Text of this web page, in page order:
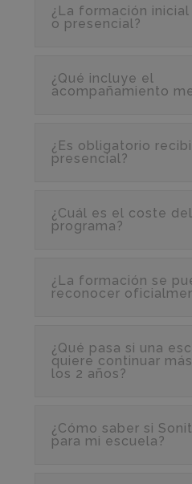
¿La formación
o presencial?
¿Qué incluye el
acompañamiento
¿Es obligatorio
presencial?
¿Cuál es el coste del
programa?
¿La formación se
reconocer
¿Qué pasa si una
quiere continuar
los 2 años?
¿Cómo saber si
para mi escuela?